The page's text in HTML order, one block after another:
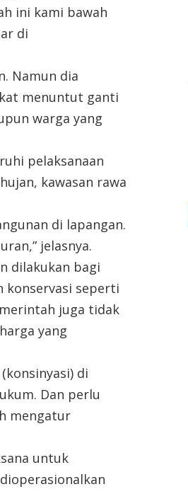
ini kami bawah
di
Namun dia
menuntut ganti
warga yang
pelaksanaan
kawasan rawa
di lapangan.
jelasnya.
dilakukan bagi
konservasi seperti
juga tidak
yang
di
Dan perlu
mengatur
untuk